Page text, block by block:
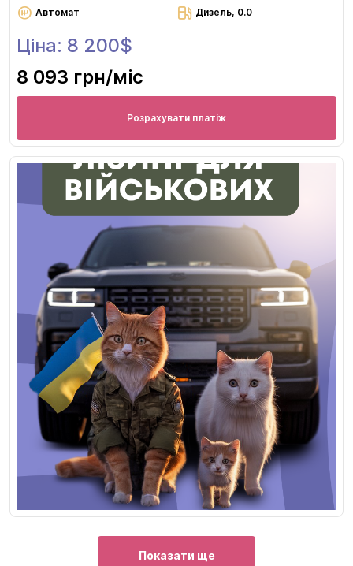
Автомат Дизель, 0.0
Ціна: 8 200$
8 093 грн/міс
Розрахувати платіж
Показати ще